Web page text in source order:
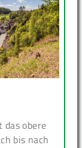
das obere
bis nach